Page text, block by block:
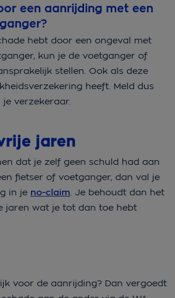
een aanrijding met een
hebt door een ongeval met
kun je de voetganger of
stellen. Ook als deze
heeft. Meld dus
verzekeraar.
jaren
dat je zelf geen schuld had aan
fietser of voetganger, dan val je
in je no-claim. Je behoudt dan het
jaren wat je tot dan toe hebt
voor de aanrijding? Dan vergoedt